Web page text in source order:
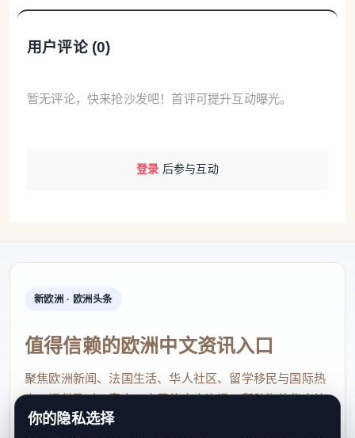
用户评论 (0)
暂无评论，快来抢沙发吧！首评可提升互动曝光。
登录 后参与互动
新欧洲 · 欧洲头条
值得信赖的欧洲中文资讯入口
聚焦欧洲新闻、法国生活、华人社区、留学移民与国际热
点，提供及时、真实、实用的中文资讯，帮助海外华人快
速了解欧洲动态。
你的隐私选择